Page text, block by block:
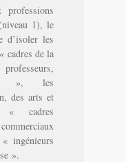
1), le
d’isoler les
cadres de la
», les
des arts et
« cadres
ingénieurs
».